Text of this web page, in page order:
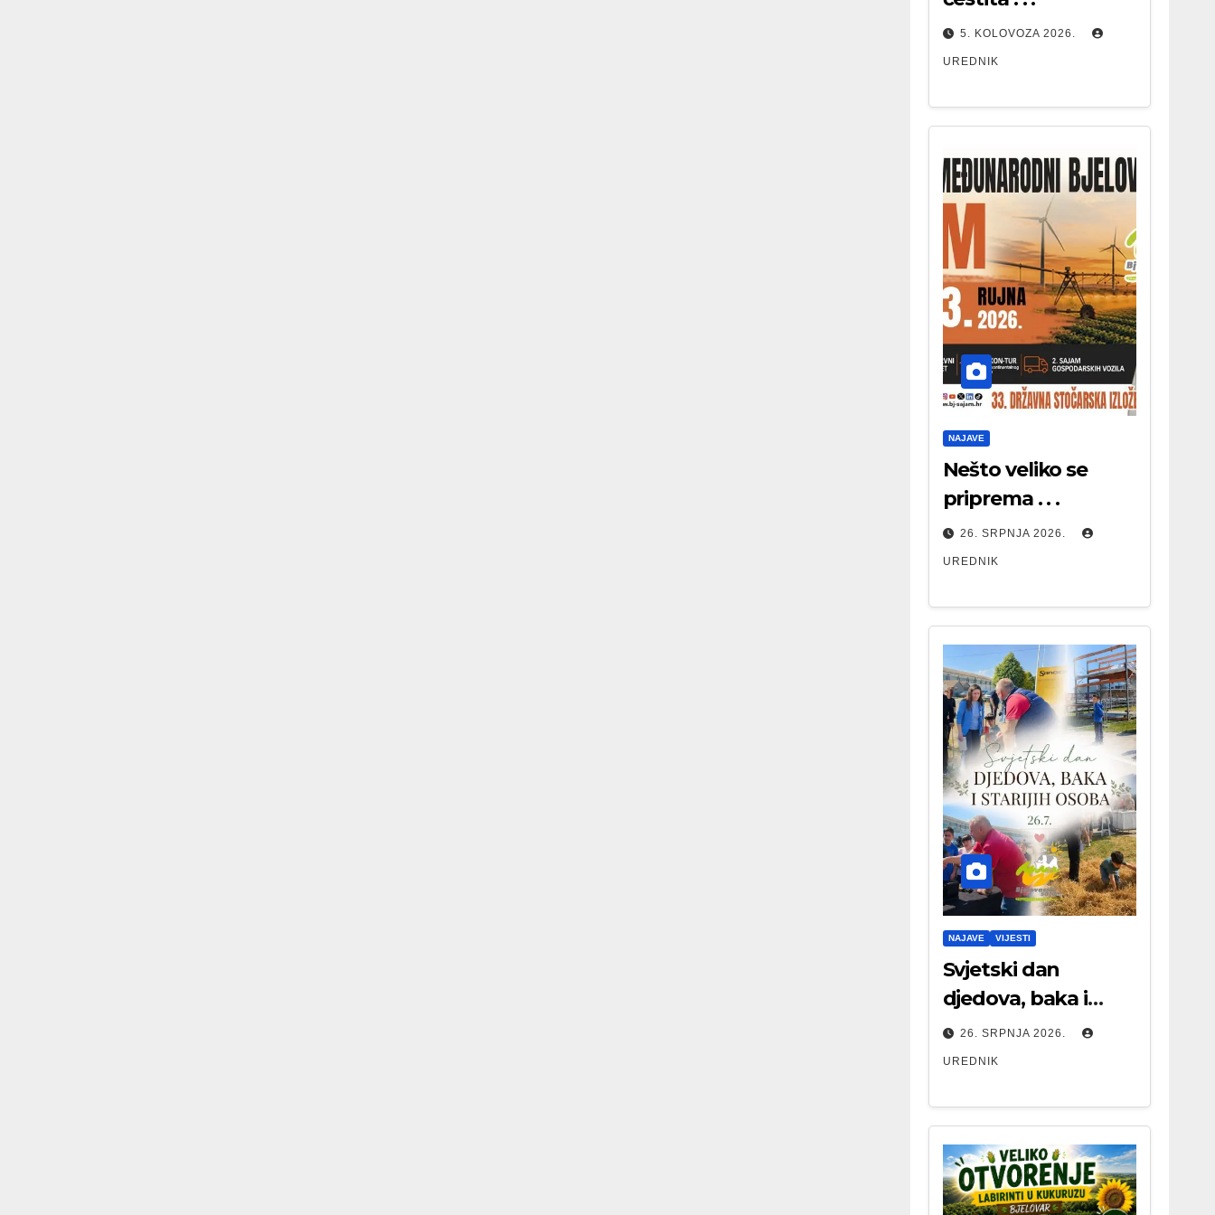
5. KOLOVOZA 2026.
UREDNIK
NAJAVE
Nešto veliko se
priprema . . .
26. SRPNJA 2026.
UREDNIK
NAJAVE VIJESTI
Svjetski dan
djedova, baka i
starijih osoba
26. SRPNJA 2026.
UREDNIK